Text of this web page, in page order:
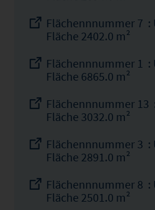
Flächennnummer 7 :
Fläche 2402.0 m²
Flächennnummer 1 :
Fläche 6865.0 m²
Flächennnummer 13
Fläche 3032.0 m²
Flächennnummer 3 :
Fläche 2891.0 m²
Flächennnummer 8 :
Fläche 2501.0 m²